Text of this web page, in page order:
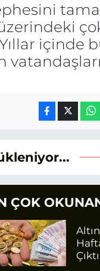
içinde
ÇOK